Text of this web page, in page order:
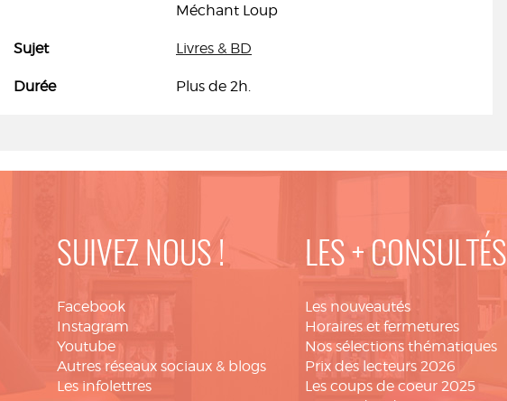
Méchant Loup
Sujet Livres & BD
Durée Plus de 2h.
SUIVEZ NOUS !
Facebook
Instagram
Youtube
Autres réseaux sociaux & blogs
Les infolettres
LES + CONSULTÉS
Les nouveautés
Horaires et fermetures
Nos sélections thématiques
Prix des lecteurs 2026
Les coups de coeur 2025